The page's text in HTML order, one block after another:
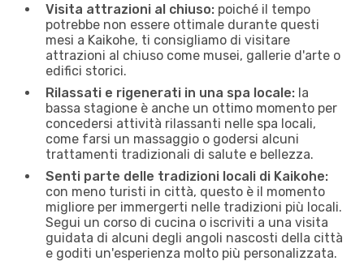
Visita attrazioni al chiuso: poiché il tempo
potrebbe non essere ottimale durante questi
mesi a Kaikohe, ti consigliamo di visitare
attrazioni al chiuso come musei, gallerie d'arte o
edifici storici.
Rilassati e rigenerati in una spa locale: la
bassa stagione è anche un ottimo momento per
concedersi attività rilassanti nelle spa locali,
come farsi un massaggio o godersi alcuni
trattamenti tradizionali di salute e bellezza.
Senti parte delle tradizioni locali di Kaikohe:
con meno turisti in città, questo è il momento
migliore per immergerti nelle tradizioni più locali.
Segui un corso di cucina o iscriviti a una visita
guidata di alcuni degli angoli nascosti della città
e goditi un'esperienza molto più personalizzata.